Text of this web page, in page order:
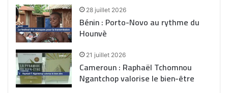
28 juillet 2026
Bénin : Porto-Novo au rythme du
Hounvè
21 juillet 2026
Cameroun : Raphaël Tchomnou
Ngantchop valorise le bien-être